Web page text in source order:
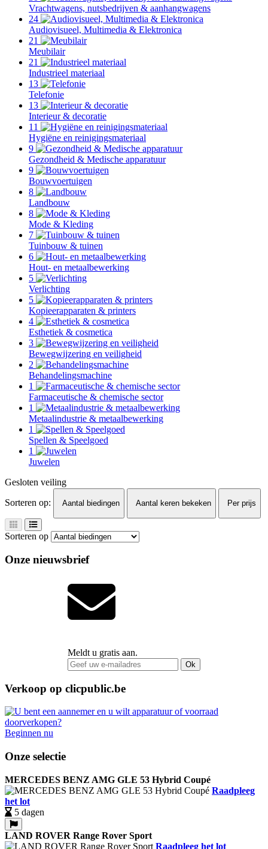
Vrachtwagens, nutsbedrijven & aanhangwagens
24
Audiovisueel, Multimedia & Elektronica
21
Meubilair
21
Industrieel materiaal
13
Telefonie
13
Interieur & decoratie
11
Hygiëne en reinigingsmateriaal
9
Gezondheid & Medische apparatuur
9
Bouwvoertuigen
8
Landbouw
8
Mode & Kleding
7
Tuinbouw & tuinen
6
Hout- en metaalbewerking
5
Verlichting
5
Kopieerapparaten & printers
4
Esthetiek & cosmetica
3
Bewegwijzering en veiligheid
2
Behandelingsmachine
1
Farmaceutische & chemische sector
1
Metaalindustrie & metaalbewerking
1
Spellen & Speelgoed
1
Juwelen
Gesloten veiling
Sorteren op:
Aantal biedingen Aantal keren bekeken Per prijs
Sorteren op
Onze nieuwsbrief
Meldt u gratis aan.
Ok
Verkoop op clicpublic.be
Beginnen nu
Onze selectie
MERCEDES BENZ AMG GLE 53 Hybrid Coupé
Raadpleeg
het lot
5 dagen
LAND ROVER Range Rover Sport
Raadpleeg het lot